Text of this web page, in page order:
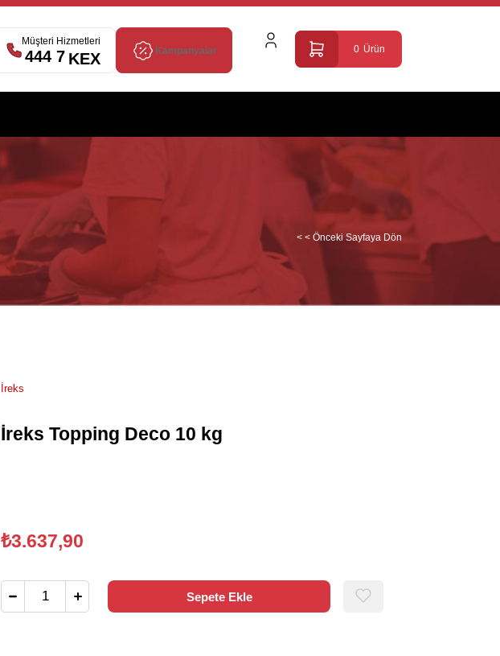
0 Ürün
Müşteri Hizmetleri
444 7 539
Kampanyalar
< < Önceki Sayfaya Dön
İreks
İreks Topping Deco 10 kg
₺3.637,90